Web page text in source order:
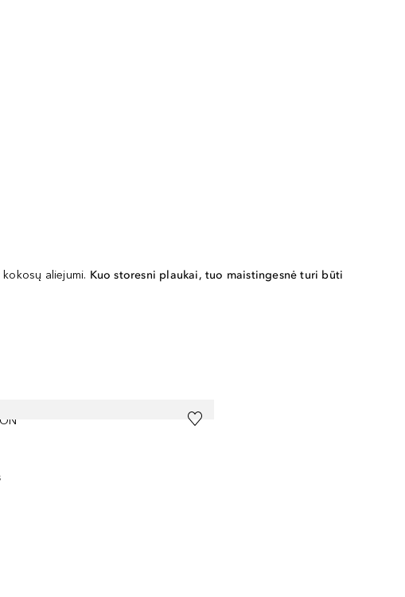
aliejumi. Kuo storesni plaukai, tuo maistingesnė turi būti